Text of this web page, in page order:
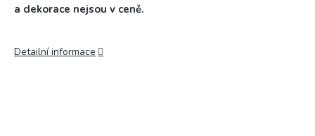
a dekorace nejsou v ceně.
Detailní informace